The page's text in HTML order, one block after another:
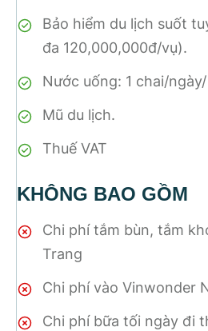
Bảo hiểm du lịch suốt
đa 120,000,000đ/vụ).
Nước uống: 1 chai/
Mũ du lịch.
Thuế VAT
KHÔNG BAO GỒM
Chi phí tắm bùn, tắm
Trang
Chi phí vào Vinwonder
Chi phí bữa tối ngày đi